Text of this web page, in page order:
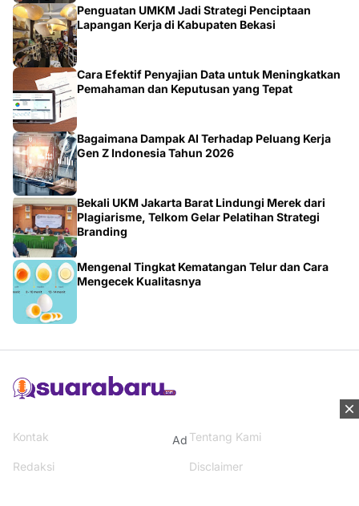
Penguatan UMKM Jadi Strategi Penciptaan
Lapangan Kerja di Kabupaten Bekasi
Cara Efektif Penyajian Data untuk Meningkatkan
Pemahaman dan Keputusan yang Tepat
Bagaimana Dampak AI Terhadap Peluang Kerja
Gen Z Indonesia Tahun 2026
Bekali UKM Jakarta Barat Lindungi Merek dari
Plagiarisme, Telkom Gelar Pelatihan Strategi
Branding
Mengenal Tingkat Kematangan Telur dan Cara
Mengecek Kualitasnya
Ad
Kontak Tentang Kami
Redaksi Disclaimer